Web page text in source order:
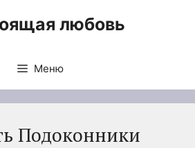
любовь
Меню
Подоконники